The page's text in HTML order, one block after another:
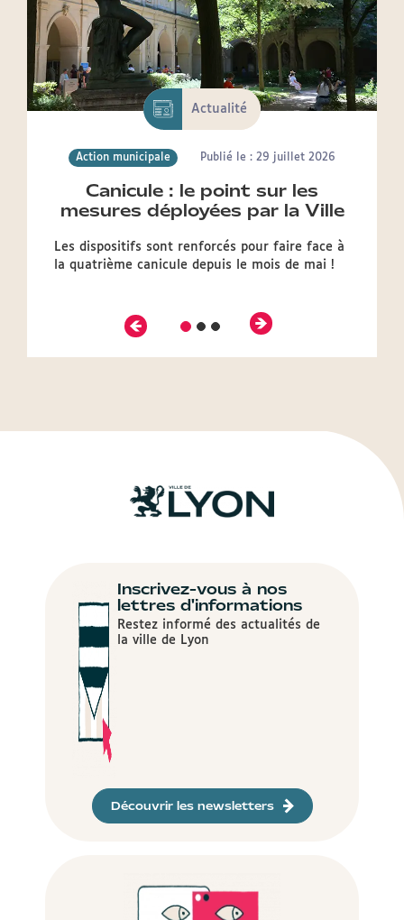
Canicule : le point sur les
mesures déployées par la Ville
Actualité
Action municipale Publié le : 29 juillet 2026
Les dispositifs sont renforcés pour faire face à
la quatrième canicule depuis le mois de mai !
Précédent
Suivant
Diapositive
Diapositive
Diapositive
Inscrivez-vous à nos
lettres d'informations
Restez informé des actualités de
la ville de Lyon
Découvrir les newsletters